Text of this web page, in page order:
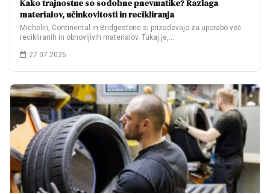
Kako trajnostne so sodobne pnevmatike? Razlaga
materialov, učinkovitosti in recikliranja
Michelin, Continental in Bridgestone si prizadevajo za uporabo več
recikliranih in obnovljivih materialov. Tukaj je,…
27.07.2026